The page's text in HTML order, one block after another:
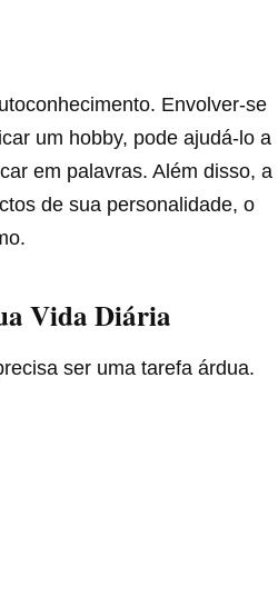
Envolver-se
um hobby, pode ajudá-lo a
em palavras. Além disso, a
de sua personalidade, o
Vida Diária
ser uma tarefa árdua.